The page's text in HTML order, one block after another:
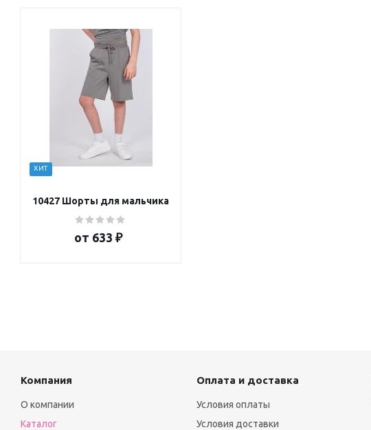
ХИТ
10427 Шорты для мальчика
от 633 ₽
Компания
О компании
Каталог
Оплата и доставка
Условия оплаты
Условия доставки